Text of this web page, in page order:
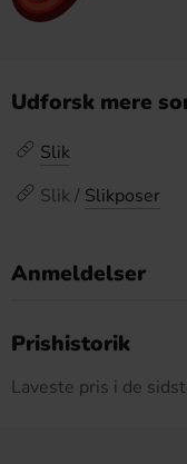
Udforsk mere
Slik
Slik / Slikposer
Anmeldelser
Prishistorik
Laveste pris i de